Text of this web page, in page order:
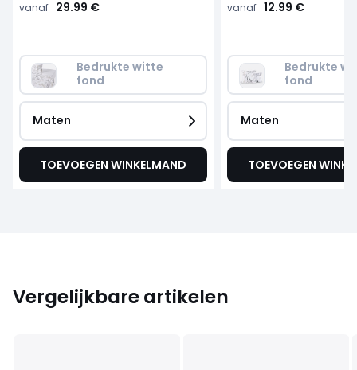
vanaf 29.99 €
Bedrukte witte
fond
Maten
TOEVOEGEN WINKELMAND
vanaf 12.99 €
Bedrukte
fond
Maten
TOEVOEGEN
Vergelijkbare artikelen